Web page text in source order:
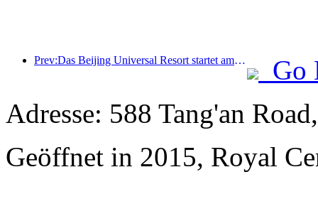
Prev:Das Beijing Universal Resort startet am 23. Januar sein 40-tägiges Universal Chinese New Year Event.
Go
Adresse: 588 Tang'an
Geöffnet in 2015, Royal